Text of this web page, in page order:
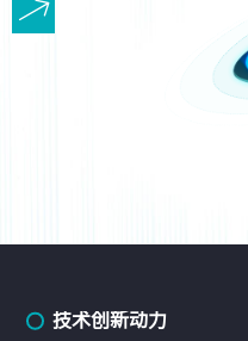
技术创新动力